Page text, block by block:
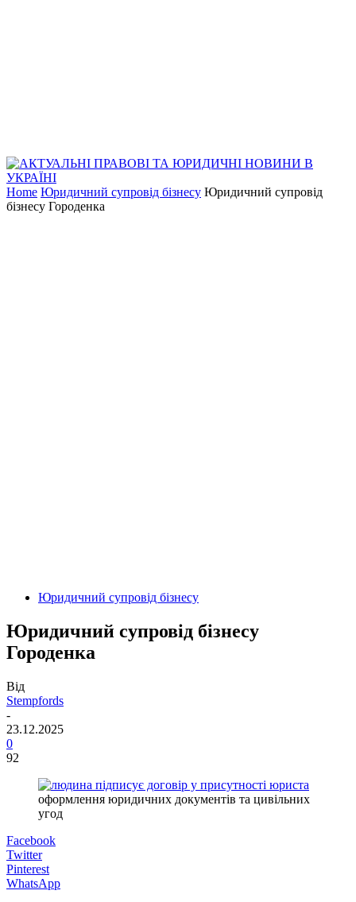
Home Юридичний супровід бізнесу Юридичний супровід
бізнесу Городенка
Юридичний супровід бізнесу
Юридичний супровід бізнесу
Городенка
Від
Stempfords
-
23.12.2025
0
92
оформлення юридичних документів та цивільних
угод
Facebook
Twitter
Pinterest
WhatsApp